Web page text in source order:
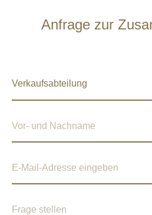
Anfrage zur
Vor- und Nachname
E-Mail-Adresse eingeben
Frage stellen